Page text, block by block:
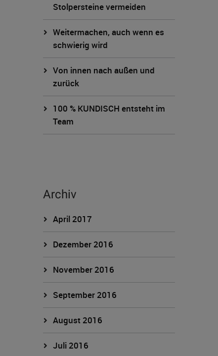
Stolpersteine vermeiden
Weitermachen, auch wenn es
schwierig wird
Von innen nach außen und
zurück
100 % KUNDISCH entsteht im
Team
Archiv
April 2017
Dezember 2016
November 2016
September 2016
August 2016
Juli 2016